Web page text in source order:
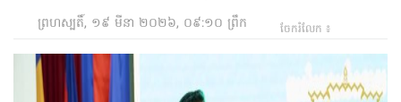
ព្រហស្បតិ៍, ១៩ មីនា ២០២៦, ០៩:១០ ព្រឹក ចែករំលែក ៖